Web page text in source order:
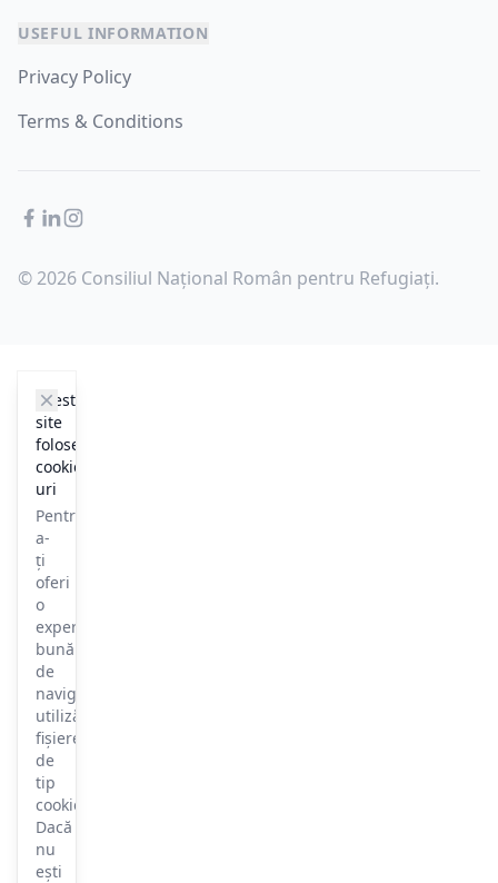
USEFUL INFORMATION
Privacy Policy
Terms & Conditions
Facebook
LinkedIn
Instagram
© 2026 Consiliul Național Român pentru Refugiați.
Acest
site
folosește
cookie-
uri
Pentru
a-
ți
oferi
o
experiență
bună
de
navigare,
utilizăm
fișiere
de
tip
cookie.
Dacă
nu
ești
cookie_notice.clos3